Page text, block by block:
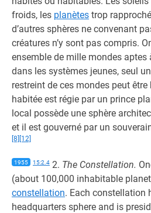
froids, les planètes trop
d’autres sphères ne convenant
créatures n’y sont pas compris.
ensemble de mille mondes aptes
dans les systèmes jeunes, seul
restreint de ces mondes peut
habitée est régie par un prince
local possède une sphère
et il est gouverné par un
[8] [12]
1955 15:2.4 2. The Constellation.
(about 100,000 inhabitable
constellation. Each constellation
headquarters sphere and is